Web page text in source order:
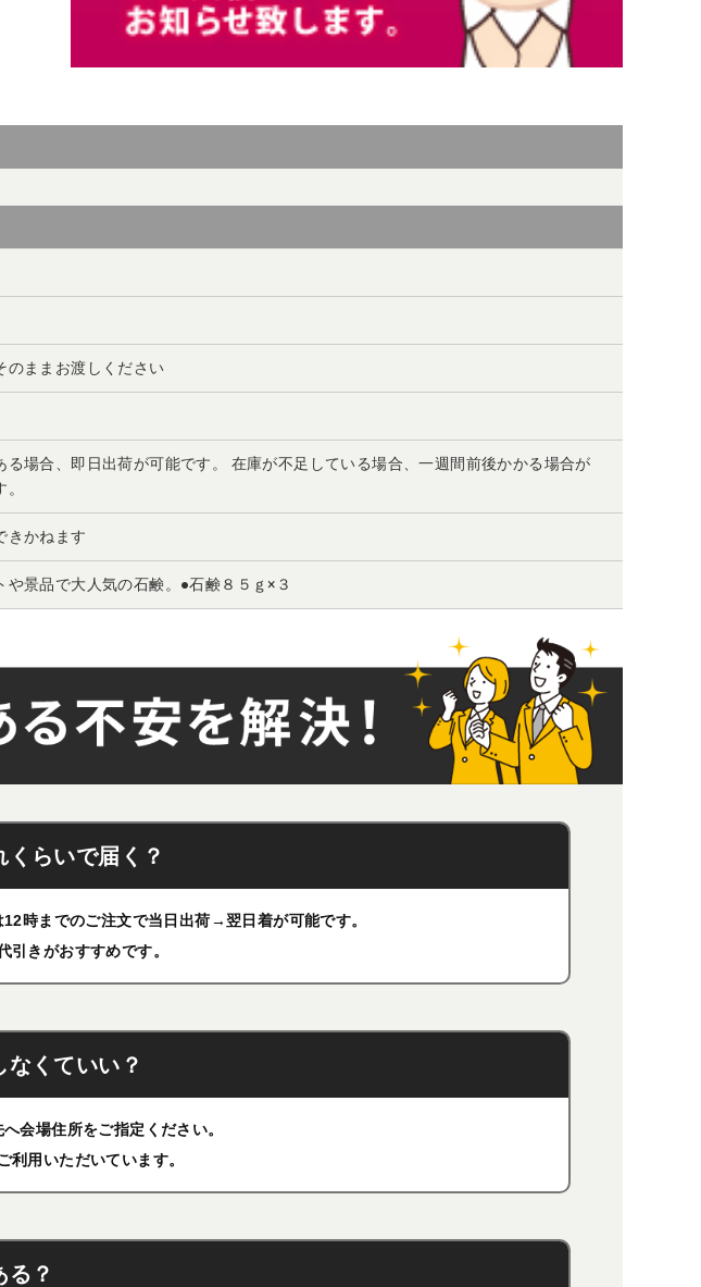
のままお渡しください
る場合、即日出荷が可能です。 在庫が不足している場合、一週間前後かかる場合が
きかねます
や景品で大人気の石鹸。●石鹸８５ｇ×３
らいで届く？
時までのご注文で当日出荷→翌日着が可能です。
引きがおすすめです。
くていい？
会場住所をご指定ください。
用いただいています。
る？